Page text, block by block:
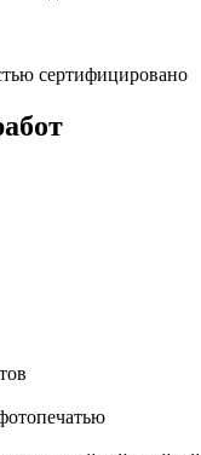
сертифицировано